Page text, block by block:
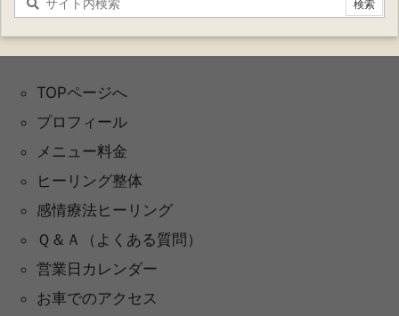
TOPページへ
プロフィール
メニュー料金
ヒーリング整体
感情療法ヒーリング
Ｑ＆Ａ（よくある質問）
営業日カレンダー
お車でのアクセス